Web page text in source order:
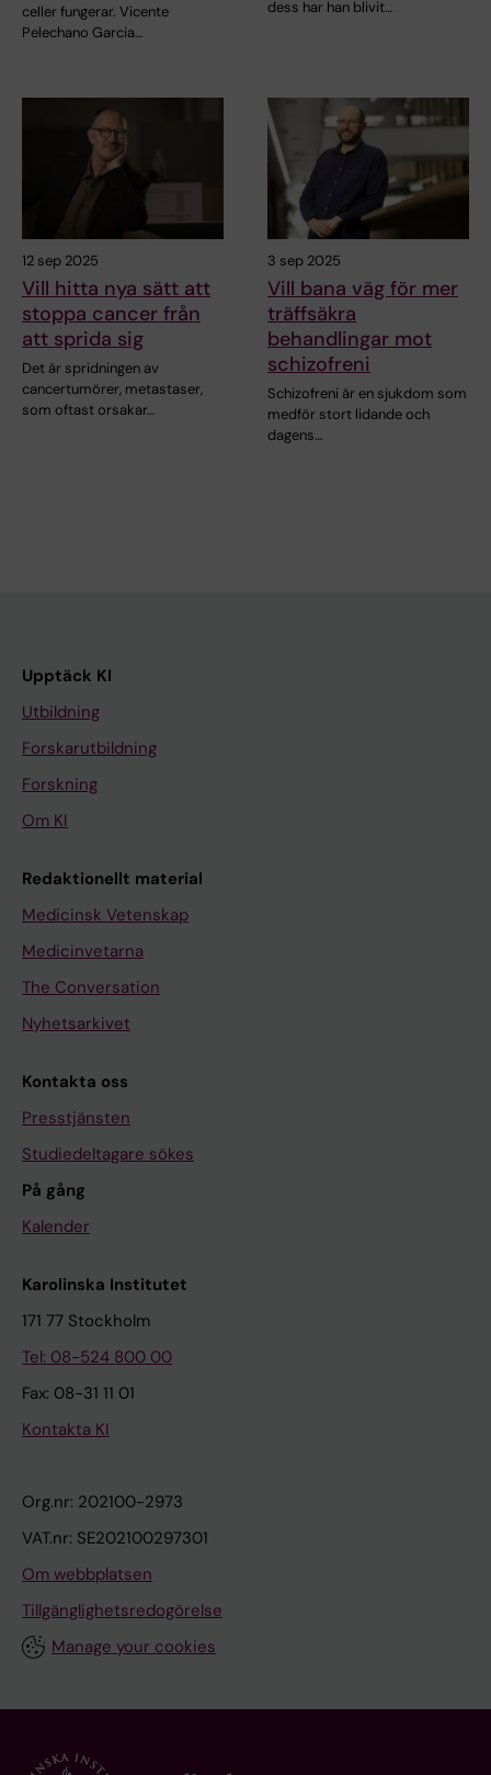
celler fungerar. Vicente
Pelechano Garcia…
dess har han blivit…
12 sep 2025
Vill hitta nya sätt att
stoppa cancer från
att sprida sig
Det är spridningen av
cancertumörer, metastaser,
som oftast orsakar…
3 sep 2025
Vill bana väg för mer
träffsäkra
behandlingar mot
schizofreni
Schizofreni är en sjukdom som
medför stort lidande och
dagens…
Upptäck KI
Utbildning
Forskarutbildning
Forskning
Om KI
Redaktionellt material
Medicinsk Vetenskap
Medicinvetarna
The Conversation
Nyhetsarkivet
Kontakta oss
Presstjänsten
Studiedeltagare sökes
På gång
Kalender
Karolinska Institutet
171 77 Stockholm
Tel: 08-524 800 00
Fax: 08-31 11 01
Kontakta KI
Org.nr: 202100-2973
VAT.nr: SE202100297301
Om webbplatsen
Tillgänglighetsredogörelse
Manage your cookies